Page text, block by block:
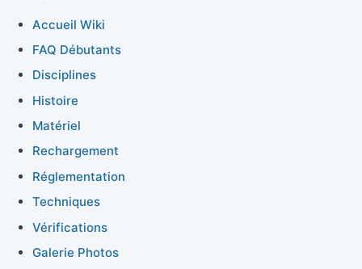
Accueil Wiki
FAQ Débutants
Disciplines
Histoire
Matériel
Rechargement
Réglementation
Techniques
Vérifications
Galerie Photos